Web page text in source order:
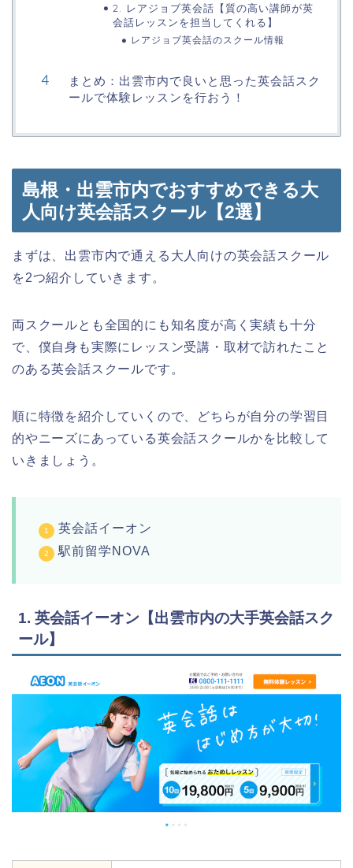
2. レアジョブ英会話【質の高い講師が英
会話レッスンを担当してくれる】
レアジョブ英会話のスクール情報
まとめ：出雲市内で良いと思った英会話スク
ールで体験レッスンを行おう！
島根・出雲市内でおすすめできる大
人向け英会話スクール【2選】
まずは、出雲市内で通える大人向けの英会話スクール
を2つ紹介していきます。
両スクールとも全国的にも知名度が高く実績も十分
で、僕自身も実際にレッスン受講・取材で訪れたこと
のある英会話スクールです。
順に特徴を紹介していくので、どちらが自分の学習目
的やニーズにあっている英会話スクールかを比較して
いきましょう。
英会話イーオン
駅前留学NOVA
1. 英会話イーオン【出雲市内の大手英会話スク
ール】